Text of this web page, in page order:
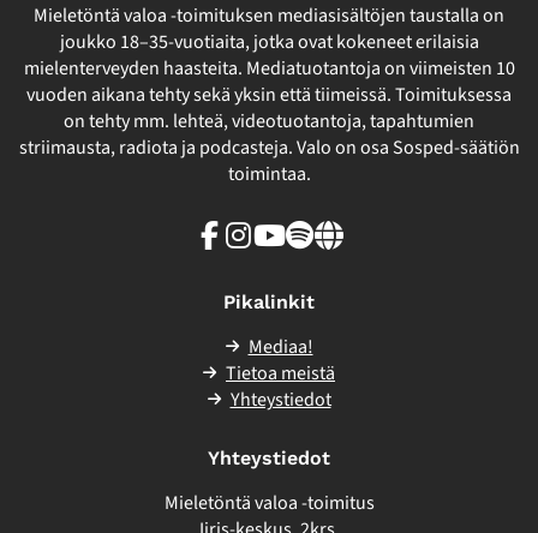
Mieletöntä valoa -toimituksen mediasisältöjen taustalla on
joukko 18–35-vuotiaita, jotka ovat kokeneet erilaisia
mielenterveyden haasteita. Mediatuotantoja on viimeisten 10
vuoden aikana tehty sekä yksin että tiimeissä. Toimituksessa
on tehty mm. lehteä, videotuotantoja, tapahtumien
striimausta, radiota ja podcasteja. Valo on osa Sosped-säätiön
toimintaa.
Facebook
Instagram
Youtube
SpotifyLinkki
Pikalinkit
Mediaa!
Tietoa meistä
Yhteystiedot
Yhteystiedot
Mieletöntä valoa -toimitus